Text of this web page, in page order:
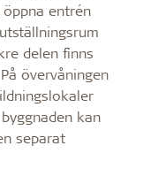
entrén
delen finns
övervåningen
kan
separat